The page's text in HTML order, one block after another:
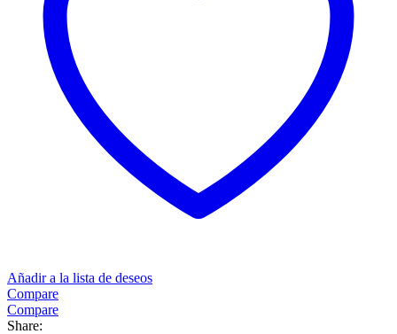
Añadir a la lista de deseos
Compare
Compare
Share: